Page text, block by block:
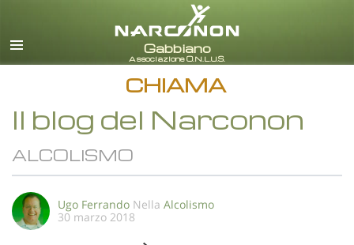
italiano
CHIAMA
Il blog del Narconon
ALCOLISMO
Ugo Ferrando Nella Alcolismo
30 marzo 2018